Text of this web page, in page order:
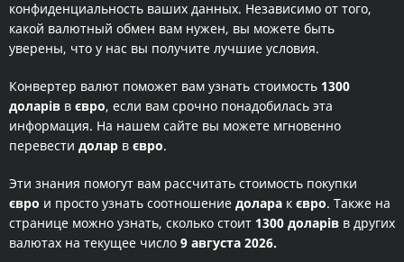
конфиденциальность ваших данных. Независимо от того,
какой валютный обмен вам нужен, вы можете быть
уверены, что у нас вы получите лучшие условия.
Конвертер валют поможет вам узнать стоимость 1300
доларів в євро, если вам срочно понадобилась эта
информация. На нашем сайте вы можете мгновенно
перевести долар в євро.
Эти знания помогут вам рассчитать стоимость покупки
євро и просто узнать соотношение долара к євро. Также на
странице можно узнать, сколько стоит 1300 доларів в других
валютах на текущее число 9 августа 2026.